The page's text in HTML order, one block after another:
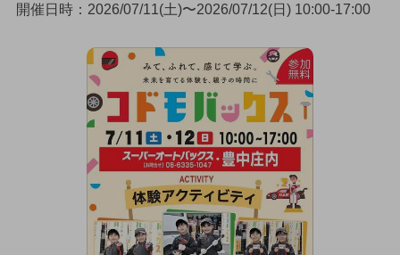
開催日時：2026/07/11(土)〜2026/07/12(日) 10:00-17:00